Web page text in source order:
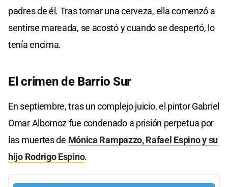
padres de él. Tras tomar una cerveza, ella comenzó a
sentirse mareada, se acostó y cuando se despertó, lo
tenía encima.
El crimen de Barrio Sur
En septiembre, tras un complejo juicio, el pintor Gabriel
Omar Albornoz fue condenado a prisión perpetua por
las muertes de Mónica Rampazzo, Rafael Espino y su
hijo Rodrigo Espino.